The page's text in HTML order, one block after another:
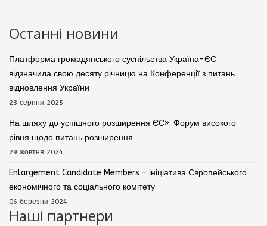
Останні новини
Платформа громадянського суспільства Україна-ЄС
відзначила свою десяту річницю на Конференції з питань
відновлення України
23 серпня 2025
На шляху до успішного розширення ЄС»: Форум високого
рівня щодо питань розширення
29 жовтня 2024
Enlargement Candidate Members – ініціатива Європейського
економічного та соціального комітету
06 березня 2024
Наші партнери